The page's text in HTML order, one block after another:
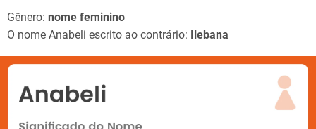
Gênero: nome feminino
O nome Anabeli escrito ao contrário:
Ilebana